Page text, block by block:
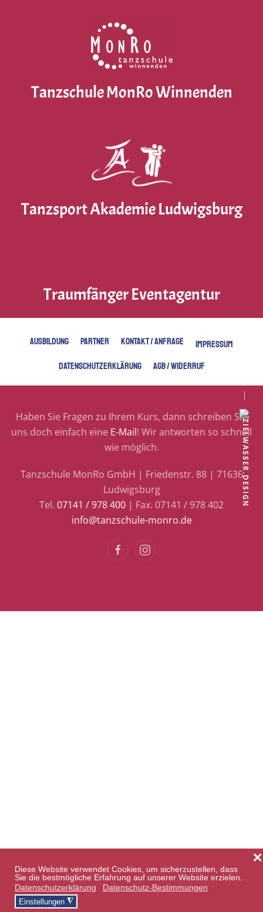
Diese Website verwendet Cookies, um sicherzustellen, dass
Sie die bestmögliche Erfahrung auf unserer Website erzielen.
Datenschutzerklärung
Datenschutz-Bestimmungen
Einstellungen ◮
❌
Tanzschule MonRo Winnenden
Tanzsport Akademie Ludwigsburg
Traumfänger Eventagentur
AUSBILDUNG PARTNER KONTAKT / ANFRAGE
IMPRESSUM
DATENSCHUTZERKLÄRUNG
AGB / WIDERRUF
Haben Sie Fragen zu Ihrem Kurs, dann schreiben Sie
uns doch einfach eine E-Mail! Wir antworten so schnell
wie möglich.
Tanzschule MonRo GmbH | Friedenstr. 88 | 71636
Ludwigsburg
Tel. 07141 / 978 400 | Fax. 07141 / 978 402
info@tanzschule-monro.de